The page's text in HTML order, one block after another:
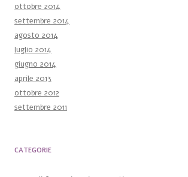
ottobre 2014
settembre 2014
agosto 2014
luglio 2014
giugno 2014
aprile 2013
ottobre 2012
settembre 2011
CATEGORIE